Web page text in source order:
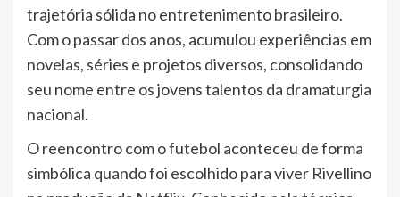
trajetória sólida no entretenimento brasileiro.
Com o passar dos anos, acumulou experiências em
novelas, séries e projetos diversos, consolidando
seu nome entre os jovens talentos da dramaturgia
nacional.
O reencontro com o futebol aconteceu de forma
simbólica quando foi escolhido para viver Rivellino